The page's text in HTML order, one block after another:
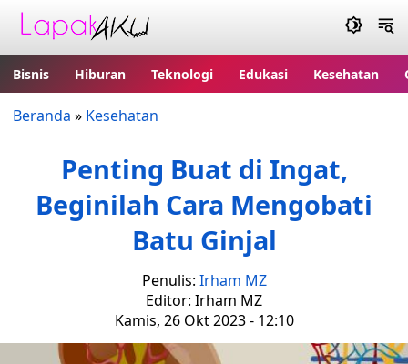
Bisnis Hiburan Teknologi Edukasi Kesehatan
Beranda » Kesehatan
Penting Buat di Ingat,
Beginilah Cara Mengobati
Batu Ginjal
Penulis: Irham MZ
Editor: Irham MZ
Kamis, 26 Okt 2023 - 12:10